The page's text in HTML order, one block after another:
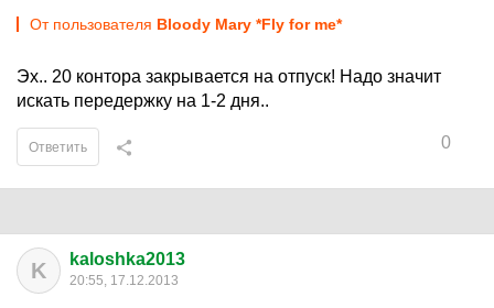
От пользователя Bloody Mary *Fly for me*
Эх.. 20 контора закрывается на отпуск! Надо значит
искать передержку на 1-2 дня..
0
Ответить
K kaloshka2013
20:55, 17.12.2013